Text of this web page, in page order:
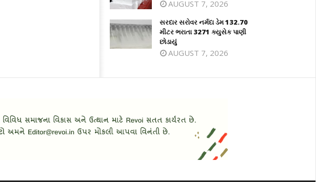
AUGUST 7, 2026
સરદાર સરોવર નર્મદા ડેમ 132.70
મીટર ભરાતા 3271 ક્યુસેક પાણી
છોડાયું
AUGUST 7, 2026